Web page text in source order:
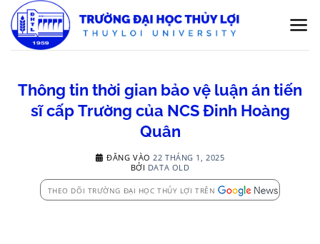
qua
nội
Thông tin thời gian bảo vệ luận án tiến
sĩ cấp Trường của NCS Đinh Hoàng
Quân
ĐĂNG VÀO 22 THÁNG 1, 2025
BỞI DATA OLD
THEO DÕI TRƯỜNG ĐẠI HỌC THỦY LỢI TRÊN